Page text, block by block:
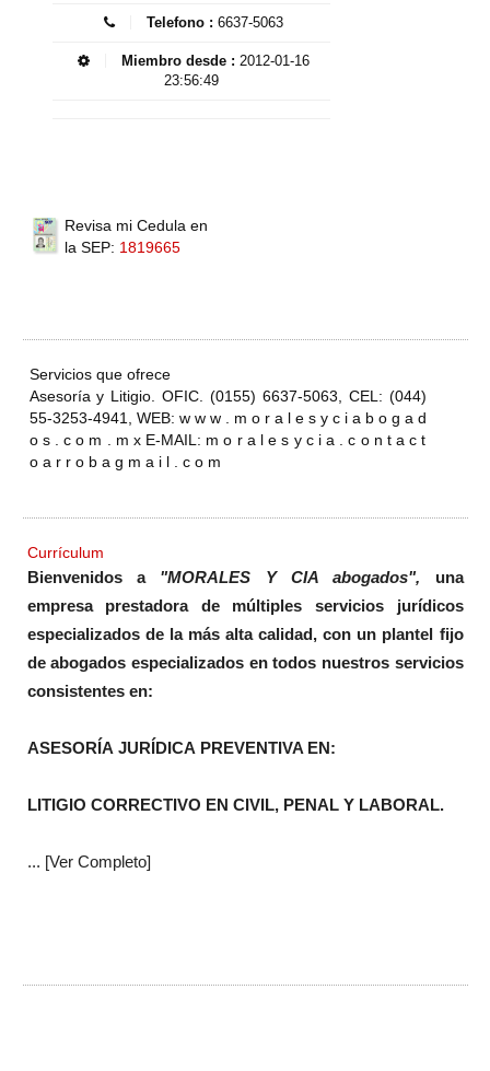
Telefono : 6637-5063
Miembro desde : 2012-01-16
23:56:49
Revisa mi Cedula en
la SEP: 1819665
Servicios que ofrece
Asesoría y Litigio. OFIC. (0155) 6637-5063, CEL: (044)
55-3253-4941, WEB: w w w . m o r a l e s y c i a b o g a d
o s . c o m . m x E-MAIL: m o r a l e s y c i a . c o n t a c t
o a r r o b a g m a i l . c o m
Currículum
Bienvenidos a "MORALES Y CIA abogados", una
empresa prestadora de múltiples servicios jurídicos
especializados de la más alta calidad, con un plantel fijo
de abogados especializados en todos nuestros servicios
consistentes en:
ASESORÍA JURÍDICA PREVENTIVA EN:
LITIGIO CORRECTIVO EN CIVIL, PENAL Y LABORAL.
... [Ver Completo]